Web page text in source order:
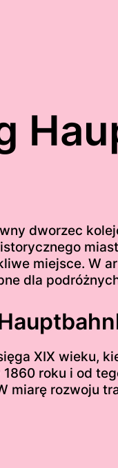
dworzec
miejsce. W
dla
XIX wieku,
roku i od
miarę rozwoju